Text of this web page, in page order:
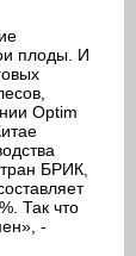
плоды. И
Optim
БРИК,
Так что
-